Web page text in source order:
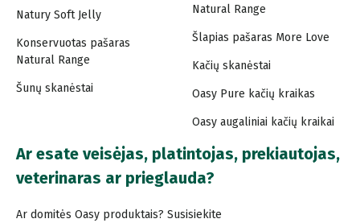
Natury Soft Jelly
Konservuotas pašaras
Natural Range
Šunų skanėstai
Natural Range
Šlapias pašaras More Love
Kačių skanėstai
Oasy Pure kačių kraikas
Oasy augaliniai kačių kraikai
Ar esate veisėjas, platintojas, prekiautojas,
veterinaras ar prieglauda?
Ar domitės Oasy produktais? Susisiekite